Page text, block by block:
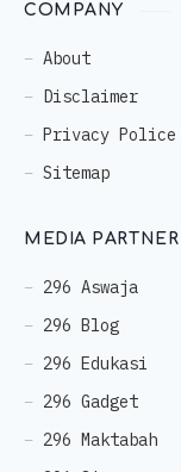
COMPANY
About
Disclaimer
Privacy Police
Sitemap
MEDIA PARTNER
296 Aswaja
296 Blog
296 Edukasi
296 Gadget
296 Maktabah